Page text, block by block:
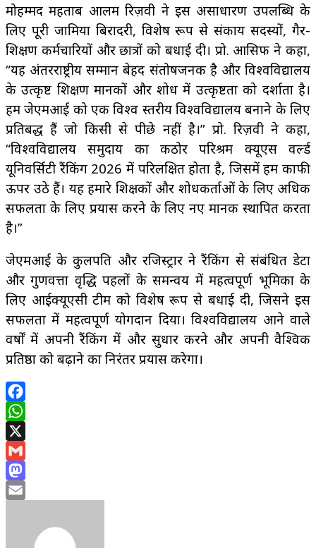
मोहम्मद महताब आलम रिज़वी ने इस असाधारण उपलब्धि के
लिए पूरी जामिया बिरादरी, विशेष रूप से संकाय सदस्यों, गैर-
शिक्षण कर्मचारियों और छात्रों को बधाई दी। प्रो. आसिफ ने कहा,
“यह अंतरराष्ट्रीय सम्मान बेहद संतोषजनक है और विश्वविद्यालय
के उत्कृष्ट शिक्षण मानकों और शोध में उत्कृष्टता को दर्शाता है।
हम जेएमआई को एक विश्व स्तरीय विश्वविद्यालय बनाने के लिए
प्रतिबद्ध हैं जो किसी से पीछे नहीं है।” प्रो. रिज़वी ने कहा,
“विश्वविद्यालय समुदाय का कठोर परिश्रम क्यूएस वर्ल्ड
यूनिवर्सिटी रैंकिंग 2026 में परिलक्षित होता है, जिसमें हम काफी
ऊपर उठे हैं। यह हमारे शिक्षकों और शोधकर्ताओं के लिए अधिक
सफलता के लिए प्रयास करने के लिए नए मानक स्थापित करता
है।”
जेएमआई के कुलपति और रजिस्ट्रार ने रैंकिंग से संबंधित डेटा
और गुणवत्ता वृद्धि पहलों के समन्वय में महत्वपूर्ण भूमिका के
लिए आईक्यूएसी टीम को विशेष रूप से बधाई दी, जिसने इस
सफलता में महत्वपूर्ण योगदान दिया। विश्वविद्यालय आने वाले
वर्षों में अपनी रैंकिंग में और सुधार करने और अपनी वैश्विक
प्रतिष्ठा को बढ़ाने का निरंतर प्रयास करेगा।
Facebook
WhatsApp
X
Gmail
Mastodon